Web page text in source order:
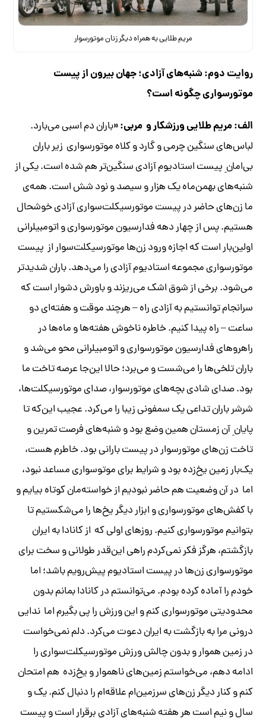
مریم طلایی به همراه دیگر زنان موتورسوار
روایت دوم: شنبه‌های آزادی؛ جهان بیرون از پیست
موتورسواری چگونه است؟
الف: مریم طلایی ورزشکار و مربی: «باران دم اسبی می‌بارد.
لباس‌های سنگین چرمی و گارد و کلاه موتورسواری زیر باران
بی‌امان ِ پیست استادیوم آزادی سنگین‌تر هم شده است. یکی از
شنبه‌های بهمن‌ماه یک هزار و سیصد و نود شش است. همه‌ی
ما زن‌های حاضر در پیست موتورسیکلت‌سواری آزادی خوشحال
هستیم. پس از چهار دهه فدارسیون موتورسواری و اتومبیلرانی
اولین‌بار است که اجازه ورود زن‌ها موتورسیکلت‌سوار از پیست
موتورسواری مجموعه استادیوم آزادی را می‌دهد. باران شدید‌تر
می‌شود. برخی از شوق اشک می‌ریزند و باور‌ش دشوار است که
سرانجام توانستیم به آزادی راه – هرچند موقت و هفته‌ای دو
ساعت – راه پیدا کنیم. خاطره‌ ناخوش هفته‌ها و ماه‌ها در
راهرو‌های فدارسیون موتورسواری و اتومبیلرانی محو می‌شد و
باران تلخی‌ها را می‌شست و می‌برد؛ حالا این‌جا عرصه‌ تاخت ما
بود. صدای شادی بچه‌های موتورسوار، صدای موتورسیکلت‌ها،
شرشر باران تداعی یک سمفونی زیبا را می‌کرد. عجیب این‌که تا
پایان ِ آن زمستان همین وضع بود و شنبه‌های فرصت تمرین و
تاخت زن‌های موتورسوار در پیست بارانی بود. خاطرم هست،
یک‌بار زمین یخ‌زده بود و شرایط برای موتوسواری مساعد نبود،
اما در آن وضعیت هم حاضر نبودیم از خواسته‌مان کوتاه بیایم و
با کفش‌های موتورسواری و ابزار دیگر یخ‌ها را می‌شکستیم تا
بتوانیم موتورسواری کنیم. روز‌های اولی که از کانادا به ایران
بازگشتم، هرگز فکر نمی‌کردم راهی این‌قدر طولانی و سخت برای
موتورسواری زن‌ها در پیست استادیوم پیش‌رویم باشد؛ اما
خودم را آماده کرده بودم. می‌توانستم در کانادا بمانم بدون
محدودیتی موتورسواری کنم و این ورزش را پی بگیرم اما ندایی
درونی مرا به بازگشت به ایران دعوت می‌کرد. دلم نمی‌خواست
در زمین هموار و بدون چالش ورزش موتورسیکلت‌سواری را
ادامه دهم، می‌خواستم زمین‌های ناهموار و یخ‌زده هم امتحان
کنم و کنار دیگر زن‌های سرزمین‌ام علاقه‌ام را دنبال کنم. یک و
سال و نیم است هر هفته شنبه‌های آزادی برقرار است و پیست